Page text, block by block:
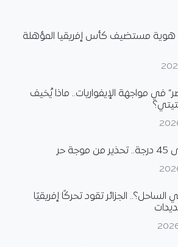
مستضيف كأس إفريقيا المؤهلة
في مواجهة الإيفواريات.. ماذا يُخيف
حر
الجزائر تقود تحركًا إفريقيًا